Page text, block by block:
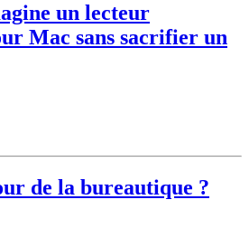
un lecteur
Mac sans sacrifier un
de la bureautique ?